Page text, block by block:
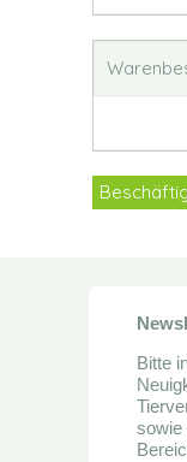
Bitte
sowie